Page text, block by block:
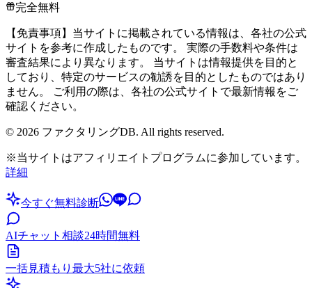
完全無料
【免責事項】当サイトに掲載されている情報は、各社の公式
サイトを参考に作成したものです。 実際の手数料や条件は
審査結果により異なります。 当サイトは情報提供を目的と
しており、特定のサービスの勧誘を目的としたものではあり
ません。 ご利用の際は、各社の公式サイトで最新情報をご
確認ください。
© 2026 ファクタリングDB. All rights reserved.
※当サイトはアフィリエイトプログラムに参加しています。
詳細
今すぐ無料診断
AIチャット相談24時間無料
一括見積もり 最大5社に依頼